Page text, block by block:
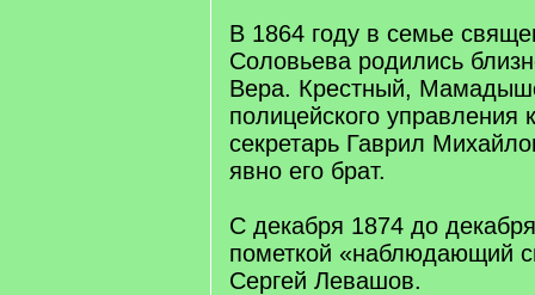
В 1864 году в семье
Соловьева родились
Вера. Крестный,
полицейского управления
секретарь Гаврил
явно его брат.
С декабря 1874 до
пометкой «наблюдающий
Сергей Левашов.